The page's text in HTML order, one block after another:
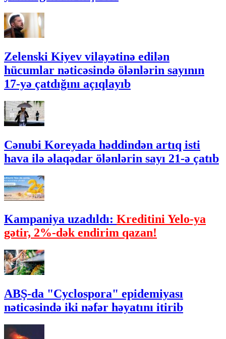
Zelenski Kiyev vilayətinə edilən
hücumlar nəticəsində ölənlərin sayının
17-yə çatdığını açıqlayıb
Cənubi Koreyada həddindən artıq isti
hava ilə əlaqədar ölənlərin sayı 21-ə çatıb
Kampaniya uzadıldı: Kreditini Yelo-ya
gətir, 2%-dək endirim qazan!
ABŞ-da "Cyclospora" epidemiyası
nəticəsində iki nəfər həyatını itirib